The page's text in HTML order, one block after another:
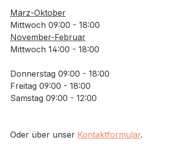
März-Oktober
Mittwoch 09:00 - 18:00
November-Februar
Mittwoch 14:00 - 18:00
Donnerstag 09:00 - 18:00
Freitag 09:00 - 18:00
Samstag 09:00 - 12:00
Oder über unser Kontaktformular.